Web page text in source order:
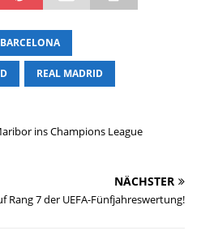
REAL MADRID
ins Champions League
NÄCHSTER
Rang 7 der UEFA-Fünfjahreswertung!